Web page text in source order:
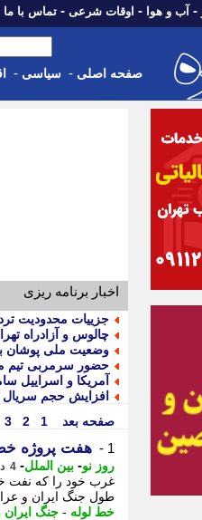
- آب و هوا - اوقات شرعی - تماس با ما
صفحه اصلی - سیاسی -
اخبار برنامه ریزی
جزییات محدودیت
چالوس و آزادراه
وضعیت ملی پوشان
حضور سرمربی تیم
آمریکا و اسراییل
افزایش حجم سریال
صفحه بعد
1
2
3
1 - هفت پروژه
روز نو- بین الملل- 4 دقیقه پیش - شنبه 17 مرداد 1405، 11:22
غرب خود را که نفت
طول جنگ ایران و عراق در دهه 1980 ساخته شد، - هفت پروژه
خط لوله - جنگ